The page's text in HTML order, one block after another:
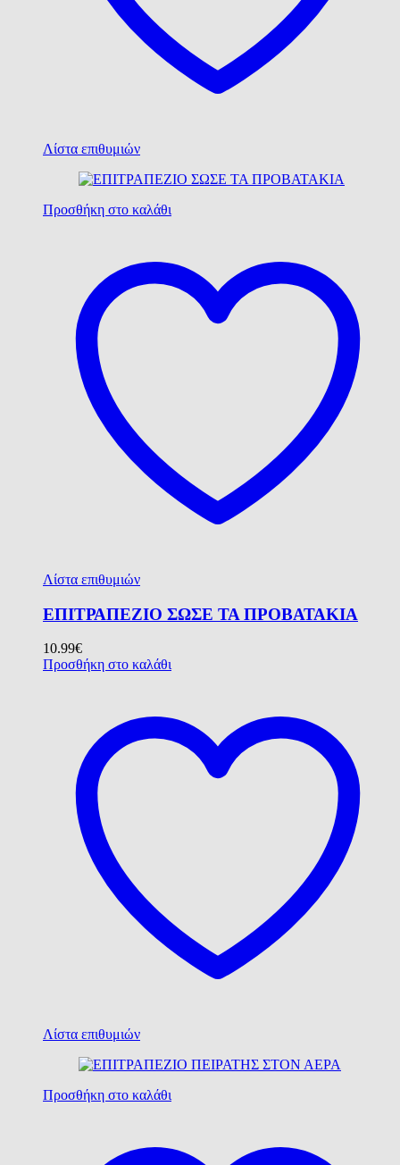
Λίστα επιθυμιών
Προσθήκη στο καλάθι
Λίστα επιθυμιών
ΕΠΙΤΡΑΠΕΖΙΟ ΣΩΣΕ ΤΑ ΠΡΟΒΑΤΑΚΙΑ
10.99€
Προσθήκη στο καλάθι
Λίστα επιθυμιών
Προσθήκη στο καλάθι